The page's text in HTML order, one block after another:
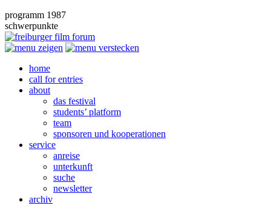
programm 1987
schwerpunkte
home
call for entries
about
das festival
students’ platform
team
sponsoren und kooperationen
service
anreise
unterkunft
suche
newsletter
archiv